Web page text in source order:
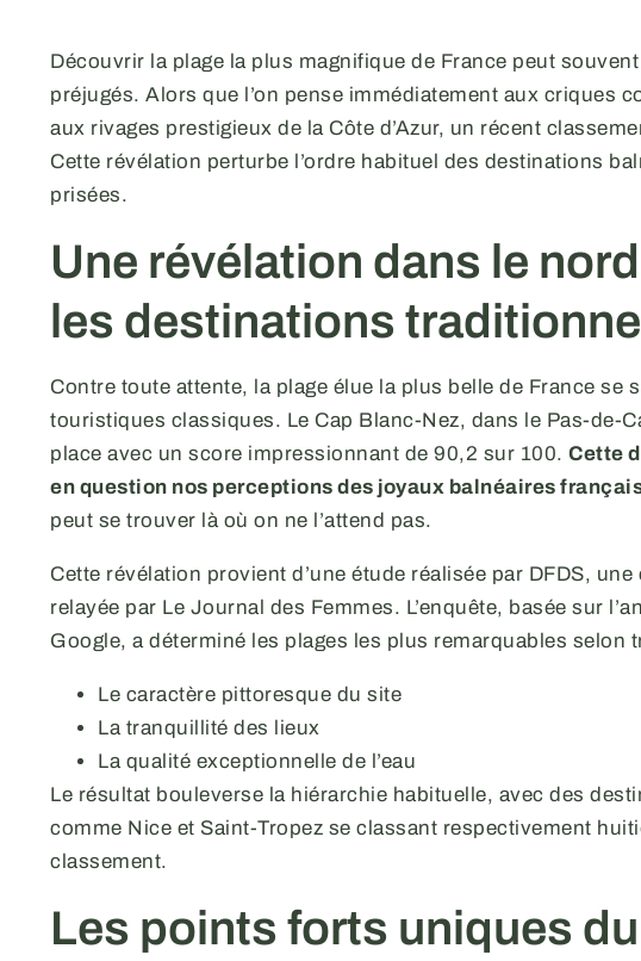
Découvrir la plage la plus magnifique de France peut
préjugés. Alors que l’on pense immédiatement aux criques
aux rivages prestigieux de la Côte d’Azur, un récent
Cette révélation perturbe l’ordre habituel des destinations
prisées.
Une révélation dans le
les destinations
Contre toute attente, la plage élue la plus belle de France se
touristiques classiques. Le Cap Blanc-Nez, dans le Pas-de-
place avec un score impressionnant de 90,2 sur 100. Cette
en question nos perceptions des joyaux balnéaires
peut se trouver là où on ne l’attend pas.
Cette révélation provient d’une étude réalisée par DFDS,
relayée par Le Journal des Femmes. L’enquête, basée sur
Google, a déterminé les plages les plus remarquables selon
Le caractère pittoresque du site
La tranquillité des lieux
La qualité exceptionnelle de l’eau
Le résultat bouleverse la hiérarchie habituelle, avec des
comme Nice et Saint-Tropez se classant respectivement
classement.
Les points forts uniques